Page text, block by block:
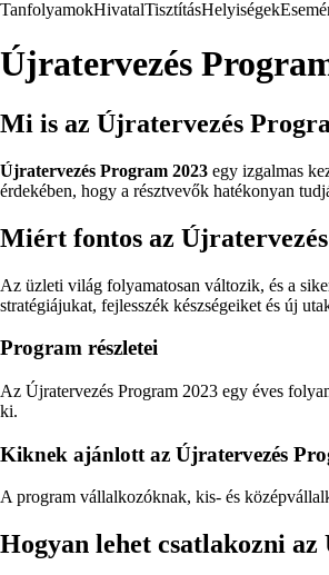
TanfolyamokHivatalTisztításHelyiségek
Újratervezés
Mi is az Újratervezés
Újratervezés Program 2023 egy izgalmas
érdekében, hogy a résztvevők hatékonyan
Miért fontos az
Az üzleti világ folyamatosan változik, és a
stratégiájukat, fejlesszék készségeiket és új
Program részletei
Az Újratervezés Program 2023 egy éves
ki.
Kiknek ajánlott az Újratervezés
A program vállalkozóknak, kis- és
Hogyan lehet csatlakozni